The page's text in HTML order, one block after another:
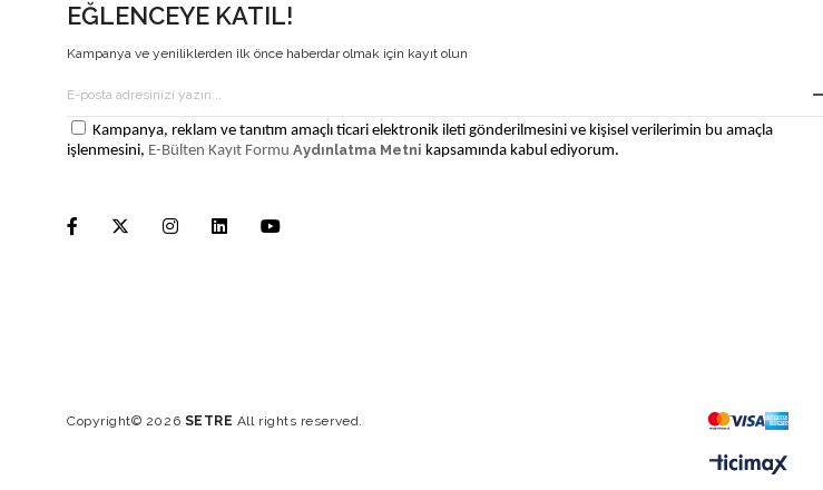
EĞLENCEYE KATIL!
Kampanya ve yeniliklerden ilk önce haberdar olmak için kayıt olun
Kampanya, reklam ve tanıtım amaçlı ticari elektronik ileti gönderilmesini ve kişisel verilerimin bu amaçla
işlenmesini, E-Bülten Kayıt Formu Aydınlatma Metni kapsamında kabul ediyorum.
Copyright© 2026 SETRE All rights reserved.